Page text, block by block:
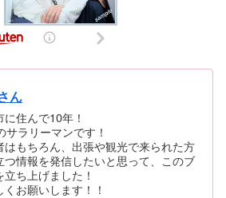
ん
に住んで10年！
サラリーマンです！
はもちろん、出張や観光で来られた方
つ情報を発信したいと思って、このブ
立ち上げました！
くお願いします！！